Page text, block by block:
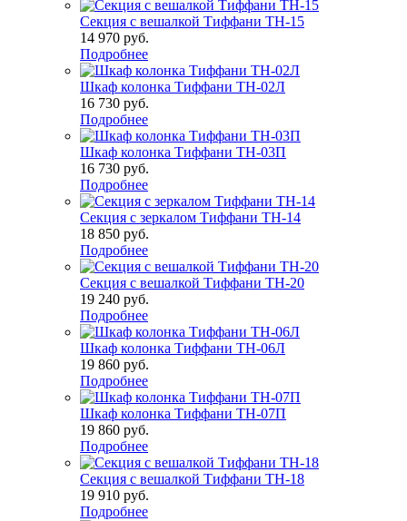
Секция с вешалкой Тиффани ТН-15
14 970 руб.
Подробнее
Шкаф колонка Тиффани ТН-02Л
16 730 руб.
Подробнее
Шкаф колонка Тиффани ТН-03П
16 730 руб.
Подробнее
Секция с зеркалом Тиффани ТН-14
18 850 руб.
Подробнее
Секция с вешалкой Тиффани ТН-20
19 240 руб.
Подробнее
Шкаф колонка Тиффани ТН-06Л
19 860 руб.
Подробнее
Шкаф колонка Тиффани ТН-07П
19 860 руб.
Подробнее
Секция с вешалкой Тиффани ТН-18
19 910 руб.
Подробнее